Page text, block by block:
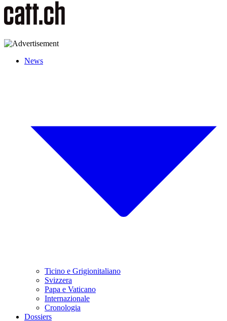
News
Ticino e Grigionitaliano
Svizzera
Papa e Vaticano
Internazionale
Cronologia
Dossiers